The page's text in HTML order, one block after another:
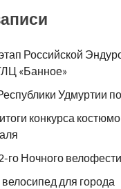
Российской
«Банное»
Удмуртии
конкурса
го Ночного
для города